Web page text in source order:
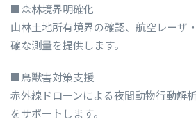
■森林境界明確化
山林土地所有境界の確認、航空レーザ
確な測量を提供します。
■鳥獣害対策支援
赤外線ドローンによる夜間動物行動解
をサポートします。